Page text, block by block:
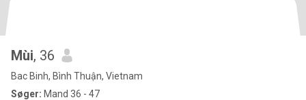
Mùi, 36
Bac Binh, Bình Thuận, Vietnam
Søger: Mand 36 - 47